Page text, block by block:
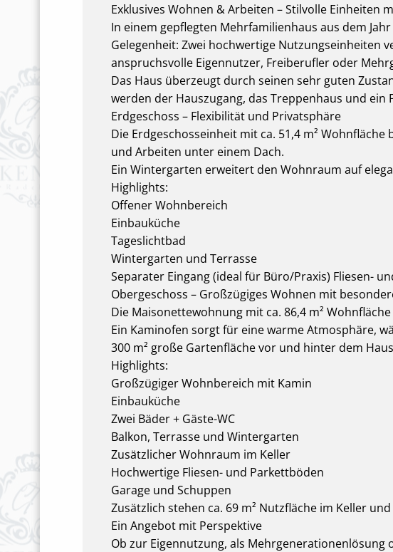
Exklusives Wohnen & Arbeiten – Stilvolle Einheiten
In einem gepflegten Mehrfamilienhaus aus dem
Gelegenheit: Zwei hochwertige Nutzungseinheiten
anspruchsvolle Eigennutzer, Freiberufler oder
Das Haus überzeugt durch seinen sehr guten
werden der Hauszugang, das Treppenhaus und
Erdgeschoss – Flexibilität und Privatsphäre
Die Erdgeschosseinheit mit ca. 51,4 m²
und Arbeiten unter einem Dach.
Ein Wintergarten erweitert den Wohnraum auf
Highlights:
Offener Wohnbereich
Einbauküche
Tageslichtbad
Wintergarten und Terrasse
Separater Eingang (ideal für Büro/Praxis) Fliesen-
Obergeschoss – Großzügiges Wohnen mit
Die Maisonettewohnung mit ca. 86,4 m²
Ein Kaminofen sorgt für eine warme Atmosphäre,
300 m² große Gartenfläche vor und hinter dem
Highlights:
Großzügiger Wohnbereich mit Kamin
Einbauküche
Zwei Bäder + Gäste-WC
Balkon, Terrasse und Wintergarten
Zusätzlicher Wohnraum im Keller
Hochwertige Fliesen- und Parkettböden
Garage und Schuppen
Zusätzlich stehen ca. 69 m² Nutzfläche im Keller
Ein Angebot mit Perspektive
Ob zur Eigennutzung, als